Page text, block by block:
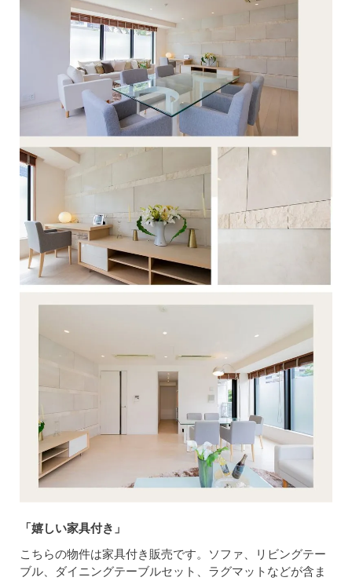
「嬉しい家具付き」
こちらの物件は家具付き販売です。ソファ、リビングテー
ブル、ダイニングテーブルセット、ラグマットなどが含ま